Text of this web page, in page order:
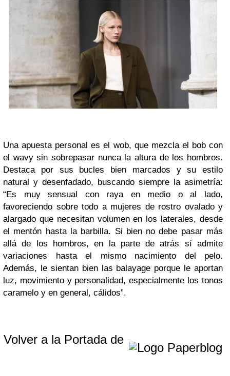
Una apuesta personal es el wob, que mezcla el bob con
el wavy sin sobrepasar nunca la altura de los hombros.
Destaca por sus bucles bien marcados y su estilo
natural y desenfadado, buscando siempre la asimetría:
“Es muy sensual con raya en medio o al lado,
favoreciendo sobre todo a mujeres de rostro ovalado y
alargado que necesitan volumen en los laterales, desde
el mentón hasta la barbilla. Si bien no debe pasar más
allá de los hombros, en la parte de atrás sí admite
variaciones hasta el mismo nacimiento del pelo.
Además, le sientan bien las balayage porque le aportan
luz, movimiento y personalidad, especialmente los tonos
caramelo y en general, cálidos”.
Volver a la Portada de